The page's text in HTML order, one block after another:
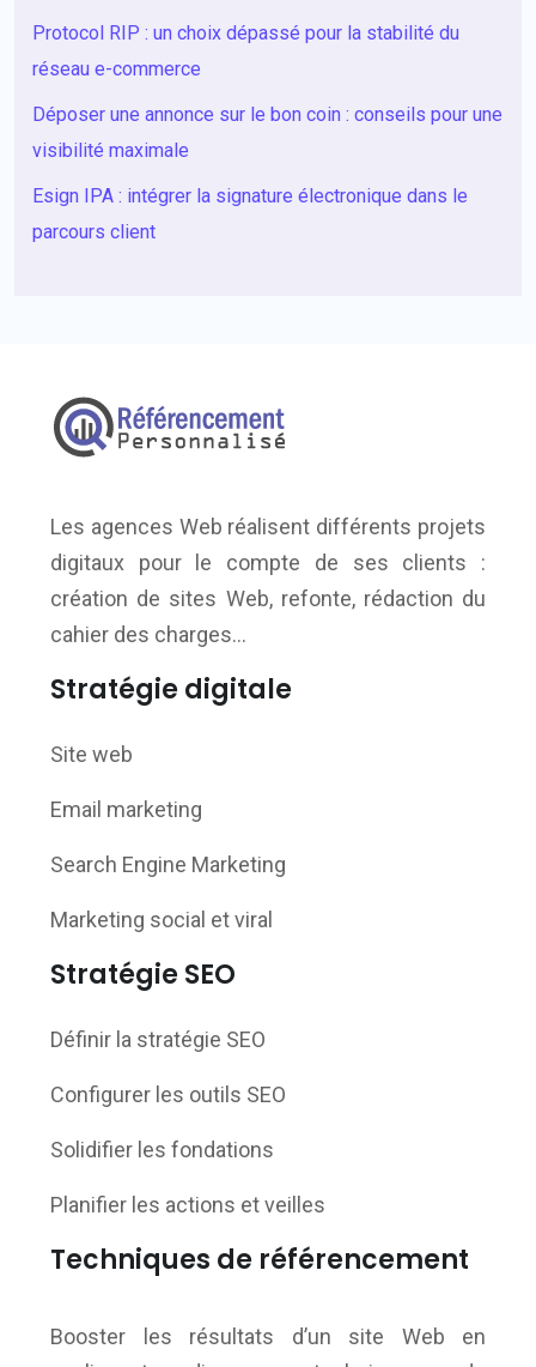
Protocol RIP : un choix dépassé pour la stabilité du
réseau e-commerce
Déposer une annonce sur le bon coin : conseils pour une
visibilité maximale
Esign IPA : intégrer la signature électronique dans le
parcours client
Les agences Web réalisent différents projets
digitaux pour le compte de ses clients :
création de sites Web, refonte, rédaction du
cahier des charges…
Stratégie digitale
Site web
Email marketing
Search Engine Marketing
Marketing social et viral
Stratégie SEO
Définir la stratégie SEO
Configurer les outils SEO
Solidifier les fondations
Planifier les actions et veilles
Techniques de référencement
Booster les résultats d’un site Web en